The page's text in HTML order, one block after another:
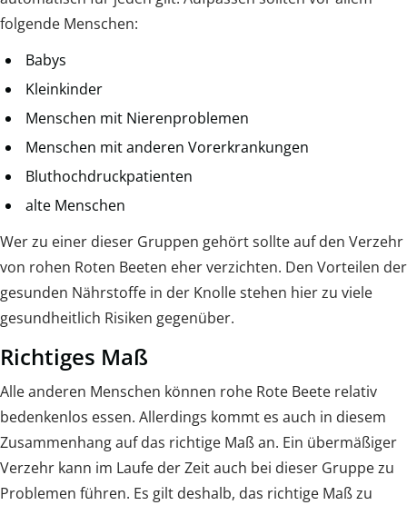
folgende Menschen:
Babys
Kleinkinder
Menschen mit Nierenproblemen
Menschen mit anderen Vorerkrankungen
Bluthochdruckpatienten
alte Menschen
Wer zu einer dieser Gruppen gehört sollte auf den Verzehr
von rohen Roten Beeten eher verzichten. Den Vorteilen der
gesunden Nährstoffe in der Knolle stehen hier zu viele
gesundheitlich Risiken gegenüber.
Richtiges Maß
Alle anderen Menschen können rohe Rote Beete relativ
bedenkenlos essen. Allerdings kommt es auch in diesem
Zusammenhang auf das richtige Maß an. Ein übermäßiger
Verzehr kann im Laufe der Zeit auch bei dieser Gruppe zu
Problemen führen. Es gilt deshalb, das richtige Maß zu